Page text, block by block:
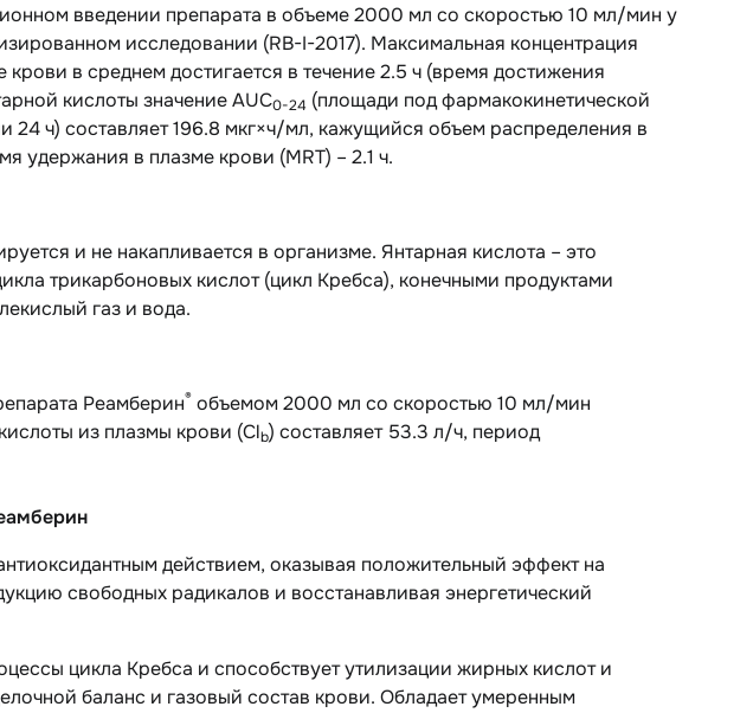
введении препарата в объеме 2000 мл со скоростью 10 мл/мин у
исследовании (RB-I-2017). Максимальная концентрация
в среднем достигается в течение 2.5 ч (время достижения
кислоты значение AUC0-24 (площади под фармакокинетической
24 ч) составляет 196.8 мкг×ч/мл, кажущийся объем распределения в
удержания в плазме крови (MRT) – 2.1 ч.
и не накапливается в организме. Янтарная кислота – это
трикарбоновых кислот (цикл Кребса), конечными продуктами
газ и вода.
Реамберин® объемом 2000 мл со скоростью 10 мл/мин
из плазмы крови (Clb) составляет 53.3 л/ч, период
действием, оказывая положительный эффект на
свободных радикалов и восстанавливая энергетический
цикла Кребса и способствует утилизации жирных кислот и
баланс и газовый состав крови. Обладает умеренным